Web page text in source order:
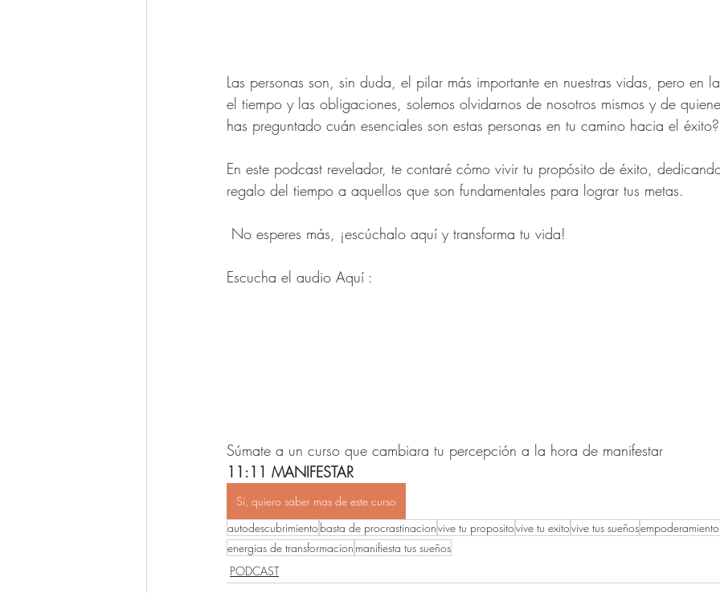
Las personas son, sin duda, el pilar más importante en nuestras vidas, pero en
el tiempo y las obligaciones, solemos olvidarnos de nosotros mismos y de
has preguntado cuán esenciales son estas personas en tu camino hacia el éxito?
En este podcast revelador, te contaré cómo vivir tu propósito de éxito,
regalo del tiempo a aquellos que son fundamentales para lograr tus metas.
No esperes más, ¡escúchalo aquí y transforma tu vida!
Escucha el audio Aquí :
Súmate a un curso que cambiara tu percepción a la hora de manifestar
11:11 MANIFESTAR
Si, quiero saber mas de este curso
autodescubrimientobasta de procrastinacionvive tu propositovive tu exitovive tus sueños
energias de transformacion manifiesta tus sueños
PODCAST